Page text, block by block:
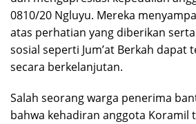
0810/20 Ngluyu. Mereka
atas perhatian yang diberikan
sosial seperti Jum’at Berkah dapat
secara berkelanjutan.
Salah seorang warga penerima
bahwa kehadiran anggota Koramil